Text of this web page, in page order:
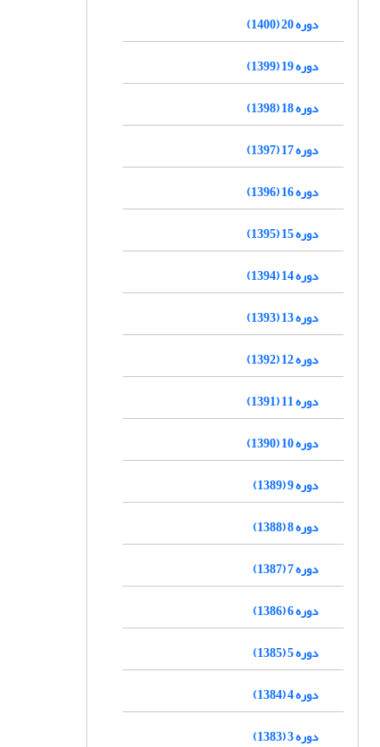
دوره 20 (1400)
دوره 19 (1399)
دوره 18 (1398)
دوره 17 (1397)
دوره 16 (1396)
دوره 15 (1395)
دوره 14 (1394)
دوره 13 (1393)
دوره 12 (1392)
دوره 11 (1391)
دوره 10 (1390)
دوره 9 (1389)
دوره 8 (1388)
دوره 7 (1387)
دوره 6 (1386)
دوره 5 (1385)
دوره 4 (1384)
دوره 3 (1383)